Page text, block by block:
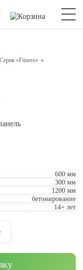
Серия «Fitness»
600 мм
300 мм
1200 мм
бетонирование
14+ лет